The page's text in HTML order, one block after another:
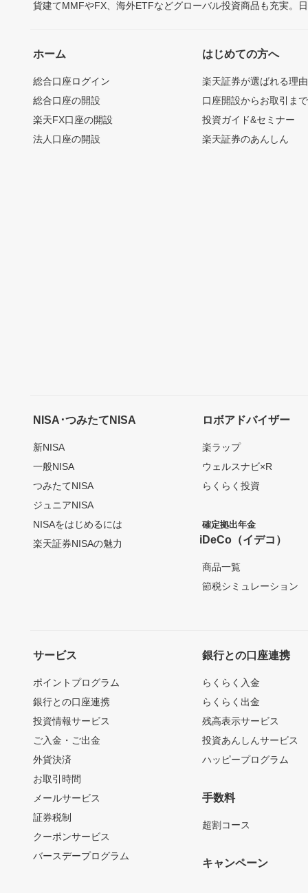
貨建てMMFやFX、海外ETFなどグローバル投資商品も充実。
ホーム
総合口座ログイン
総合口座の開設
楽天FX口座の開設
法人口座の開設
はじめての方へ
楽天証券が選ばれる理由
口座開設からお取引ま
投資ガイド&セミナー
楽天証券のあんしん
NISA･つみたてNISA
新NISA
一般NISA
つみたてNISA
ジュニアNISA
NISAをはじめるには
楽天証券NISAの魅力
ロボアドバイザー
楽ラップ
ウェルスナビ×R
らくらく投資
確定拠出年金
iDeCo（イデコ）
商品一覧
節税シミュレーション
サービス
ポイントプログラム
銀行との口座連携
投資情報サービス
ご入金・ご出金
外貨決済
お取引時間
メールサービス
証券税制
クーポンサービス
バースデープログラム
銀行との口座連携
らくらく入金
らくらく出金
残高表示サービス
投資あんしんサービス
ハッピープログラム
手数料
超割コース
キャンペーン